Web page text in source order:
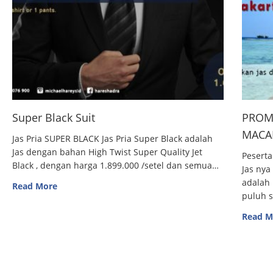
Super Black Suit
Jas Pria SUPER BLACK Jas Pria Super Black adalah
Jas dengan bahan High Twist Super Quality Jet
Black , dengan harga 1.899.000 /setel dan semua…
Read More
Jas
adalah
puluh
Read